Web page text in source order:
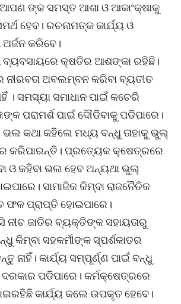
ଙ୍କ ସମସ୍ତ ଆଶା ଓ ଆକାଂକ୍ଷାକୁ
ହେବ। ରଚନାମତ୍କ କାର୍ଯ୍ୟ ଓ
କରିବେ।
ବ୍ୟବସାୟରେ କ୍ଷତିର ଆଶଙ୍କା ରହିଛି।
ନୀରବତା ଅବଲମ୍ବନ କରିବା ବ୍ୟତୀତ
। ସମସ୍ୟା ସମାଧାନ ପାଇଁ କଚେରି
ପରାମର୍ଶ ପାଇଁ ଦୌଡିବାକୁ ପଡିପାରେ।
କଥା କହିଲେ ମଧ୍ୟ ବନ୍ଧୁ ତାହାକୁ ଭୁଲ୍
କରିପାରନ୍ତି। ପ୍ରତ୍ୟେକ କ୍ଷେତ୍ରରେ
ଓ କହିବା ଭଲ ହେବ ଅନ୍ୟଥା ଭୁଲ୍
ସାମାଜିକ କିମ୍ବା ରାଜନୈତିକ
ପ୍ରାପ୍ତି ହୋଇପାରେ।
ଜାତିର ବ୍ୟକ୍ତିଙ୍କ ସହାୟତାରୁ
କିମ୍ବା ସହକର୍ମୀଙ୍କ ସ୍ପର୍ଶକାତର
ନାହିଁ। କାର୍ଯ୍ୟ ସମ୍ପୂର୍ଣ୍ଣ ପାଇଁ ବନ୍ଧୁ
ପଡିପାରେ। କର୍ମକ୍ଷେତ୍ରରେ
କାର୍ଯ୍ୟ କଲେ ଉପକୃତ ହେବେ।